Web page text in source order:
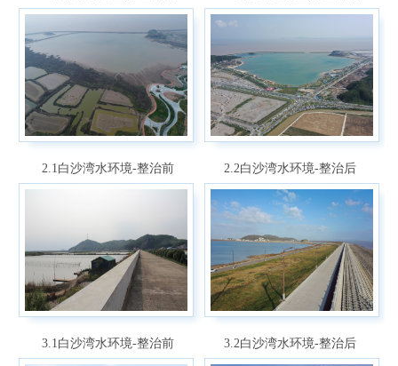
2.1白沙湾水环境-整治前 2.2白沙湾水环境-整治后
3.1白沙湾水环境-整治前 3.2白沙湾水环境-整治后